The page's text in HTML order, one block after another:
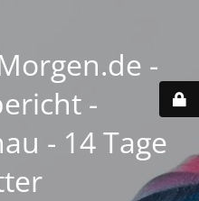
-
-
- 14 Tage